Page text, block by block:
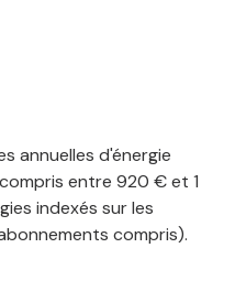
annuelles d'énergie
entre 920 € et 1
indexés sur les
compris).